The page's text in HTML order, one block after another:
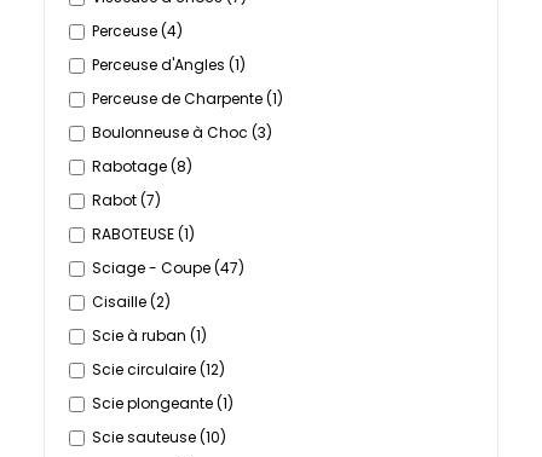
Perceuse(4)
Perceuse d'Angles (1)
Perceuse de Charpente(1)
Boulonneuse à Choc (3)
Rabotage(8)
Rabot(7)
RABOTEUSE(1)
Sciage - Coupe(47)
Cisaille(2)
Scie à ruban (1)
Scie circulaire(12)
Scie plongeante(1)
Scie sauteuse(10)